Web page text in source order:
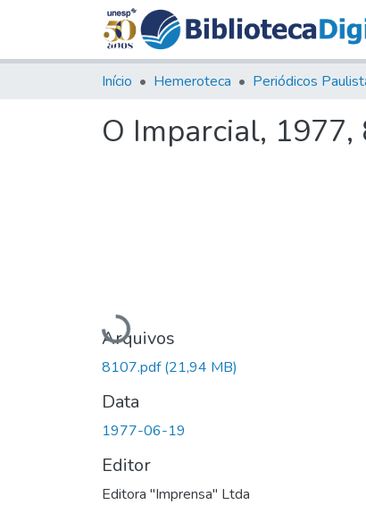
Início Hemeroteca Periódicos
O Imparcial, 1977,
Carregando...
Arquivos
8107.pdf(21,94 MB)
Data
1977-06-19
Editor
Editora "Imprensa" Ltda